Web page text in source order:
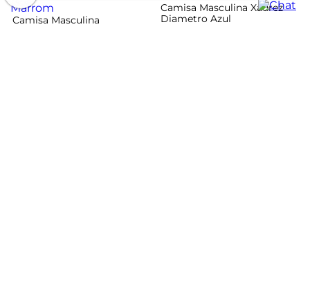
Camisa Masculina
Camisa Masculina Xadrez
Diametro Azul